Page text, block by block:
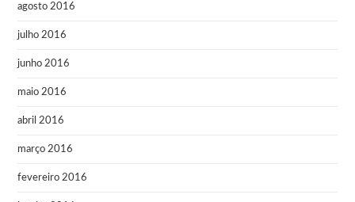
agosto 2016
julho 2016
junho 2016
maio 2016
abril 2016
março 2016
fevereiro 2016